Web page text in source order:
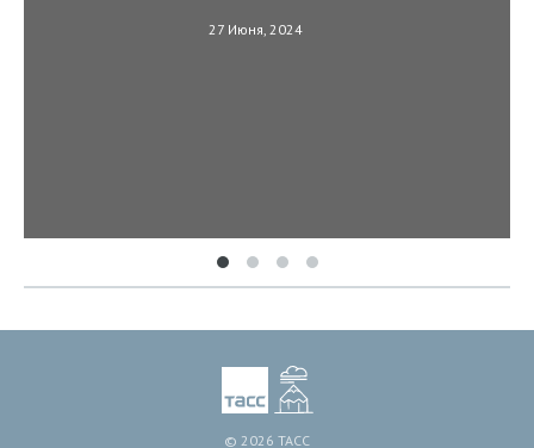
27 Июня, 2024
© 2026 ТАСС